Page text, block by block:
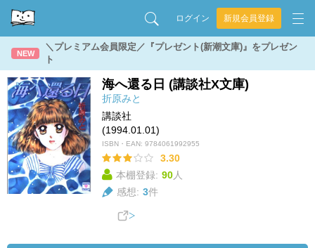
ログイン 新規会員登録
NEW
＼プレミアム会員限定／『プレゼント(新潮文庫)』をプレゼン
ト
海へ還る日 (講談社X文庫)
折原みと
講談社
(1994.01.01)
ISBN・EAN: 9784061992955
3.30
本棚登録: 90人
感想: 3件